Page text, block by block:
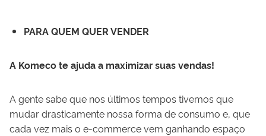
PARA QUEM QUER VENDER
A Komeco te ajuda a maximizar suas vendas!
A gente sabe que nos últimos tempos tivemos que
mudar drasticamente nossa forma de consumo e, que
cada vez mais o e-commerce vem ganhando espaço